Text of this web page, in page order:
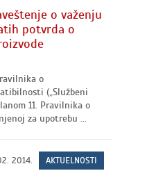
o važenju
potvrda o
o
(„Službeni
11. Pravilnika o
za upotrebu ...
2014. AKTUELNOSTI